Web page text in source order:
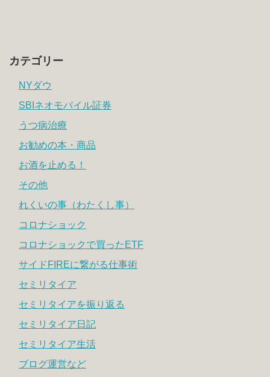
カテゴリー
NYダウ
SBIネオモバイル証券
うつ病治療
お勧めの本・商品
お酒を止める！
その他
れくいの事（わたくし事）
コロナショック
コロナショックで買ったETF
サイドFIREに繋がる仕事術
セミリタイア
セミリタイアを振り返る
セミリタイア日記
セミリタイア生活
ブログ運営など